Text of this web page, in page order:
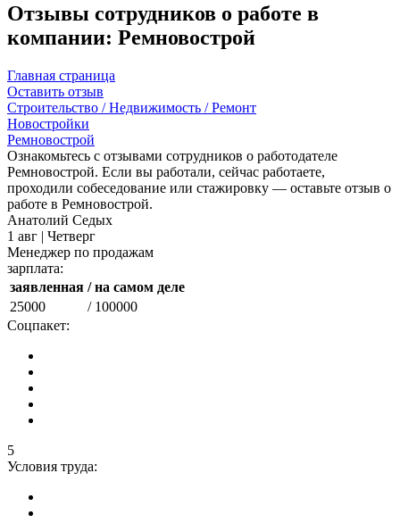
Отзывы сотрудников о работе в
компании: Ремновострой
Главная страница
Оставить отзыв
Строительство / Недвижимость / Ремонт
Новостройки
Ремновострой
Ознакомьтесь с отзывами сотрудников о работодателе
Ремновострой. Если вы работали, сейчас работаете,
проходили собеседование или стажировку — оставьте отзыв о
работе в Ремновострой.
Анатолий Седых
1 авг | Четверг
Менеджер по продажам
зарплата:
заявленная / на самом деле
25000
/ 100000
Соцпакет:
5
Условия труда: